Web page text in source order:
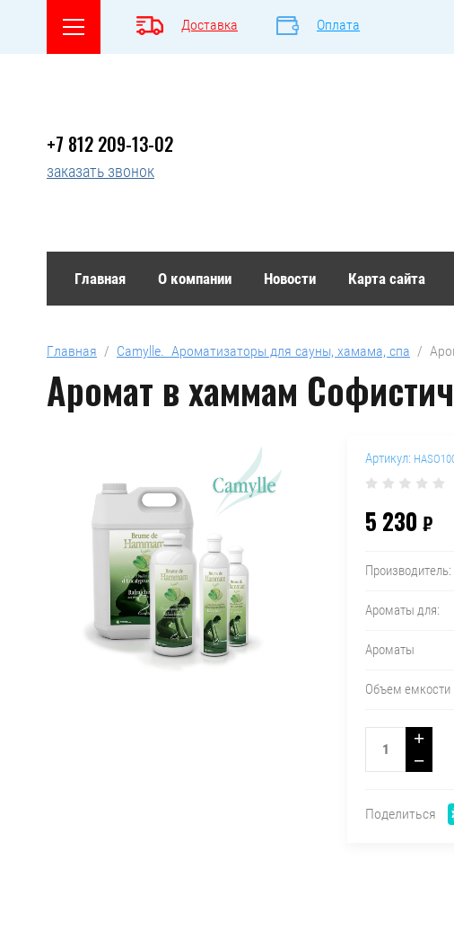
Доставка Оплата
+7 812 209-13-02
заказать звонок
Главная О компании Новости Карта сайта
Главная
  /
Camylle.  Ароматизаторы для сауны, хамама, спа
/
Аромат в хаммам
Артикул:
5 230 ₽
Производитель:
Ароматы для:
Ароматы
Объем емкости
−
+
Поделиться